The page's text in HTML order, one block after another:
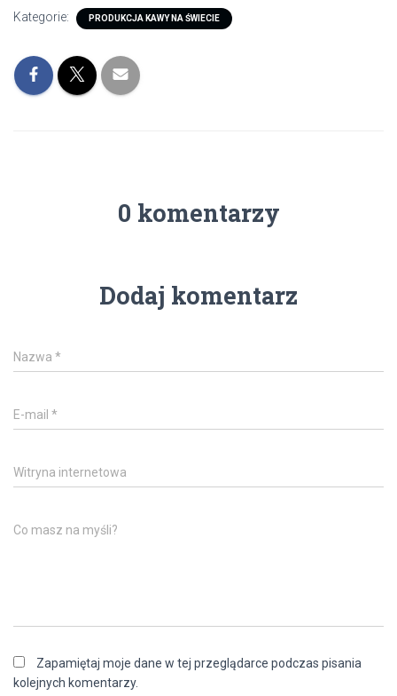
Kategorie: PRODUKCJA KAWY NA ŚWIECIE
0 komentarzy
Dodaj komentarz
Nazwa *
E-mail *
Witryna internetowa
Co masz na myśli?
Zapamiętaj moje dane w tej przeglądarce podczas pisania
kolejnych komentarzy.